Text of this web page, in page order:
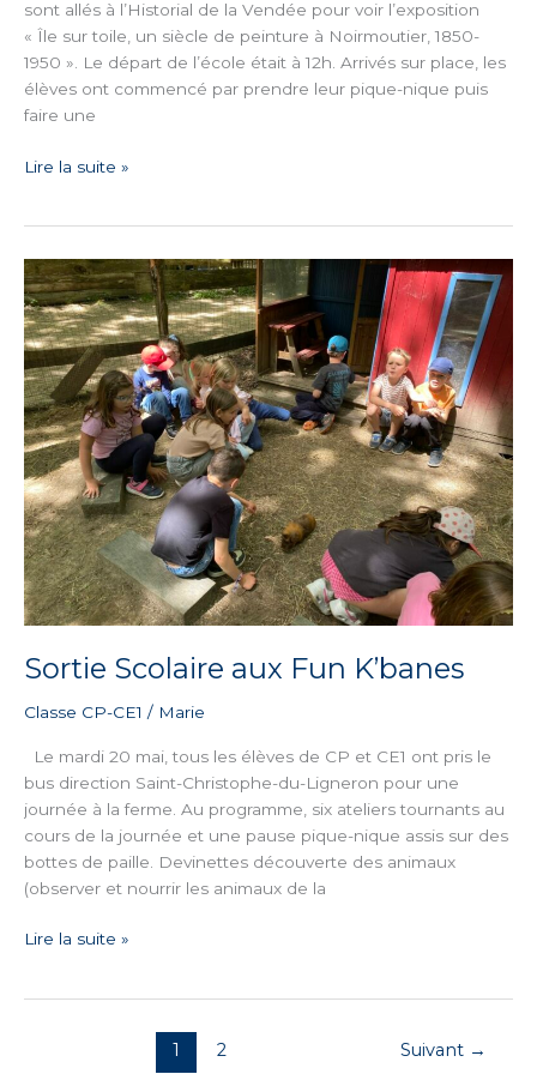
sont allés à l’Historial de la Vendée pour voir l’exposition
« Île sur toile, un siècle de peinture à Noirmoutier, 1850-
1950 ». Le départ de l’école était à 12h. Arrivés sur place, les
élèves ont commencé par prendre leur pique-nique puis
faire une
Lire la suite »
Sortie Scolaire aux Fun K’banes
Classe CP-CE1 / Marie
Le mardi 20 mai, tous les élèves de CP et CE1 ont pris le
bus direction Saint-Christophe-du-Ligneron pour une
journée à la ferme. Au programme, six ateliers tournants au
cours de la journée et une pause pique-nique assis sur des
bottes de paille. Devinettes découverte des animaux
(observer et nourrir les animaux de la
Sortie
Scolaire
aux
Fun
K’banes
Lire la suite »
1 2 Suivant →